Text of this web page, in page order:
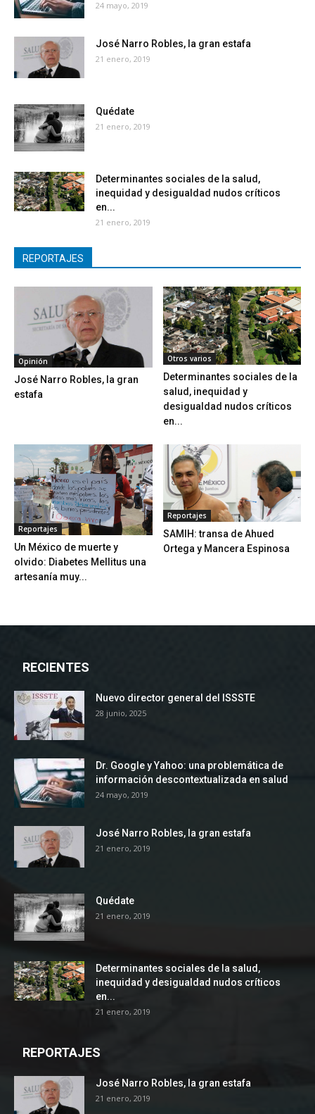
24 mayo, 2019
José Narro Robles, la gran estafa
21 enero, 2019
Quédate
21 enero, 2019
Determinantes sociales de la salud,
inequidad y desigualdad nudos críticos
en...
21 enero, 2019
REPORTAJES
Opinión
José Narro Robles, la gran
estafa
Otros varios
Determinantes sociales de la
salud, inequidad y
desigualdad nudos críticos
en...
Reportajes
Un México de muerte y
olvido: Diabetes Mellitus una
artesanía muy...
Reportajes
SAMIH: transa de Ahued
Ortega y Mancera Espinosa
RECIENTES
Nuevo director general del ISSSTE
28 junio, 2025
Dr. Google y Yahoo: una problemática de
información descontextualizada en salud
24 mayo, 2019
José Narro Robles, la gran estafa
21 enero, 2019
Quédate
21 enero, 2019
Determinantes sociales de la salud,
inequidad y desigualdad nudos críticos
en...
21 enero, 2019
REPORTAJES
José Narro Robles, la gran estafa
21 enero, 2019